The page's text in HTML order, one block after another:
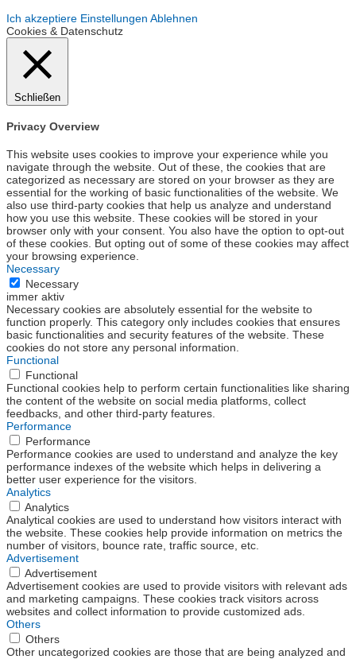
Ich akzeptiere Einstellungen Ablehnen
Cookies & Datenschutz
Schließen
Privacy Overview
This website uses cookies to improve your experience while you
navigate through the website. Out of these, the cookies that are
categorized as necessary are stored on your browser as they are
essential for the working of basic functionalities of the website. We
also use third-party cookies that help us analyze and understand
how you use this website. These cookies will be stored in your
browser only with your consent. You also have the option to opt-out
of these cookies. But opting out of some of these cookies may affect
your browsing experience.
Necessary
Necessary
immer aktiv
Necessary cookies are absolutely essential for the website to
function properly. This category only includes cookies that ensures
basic functionalities and security features of the website. These
cookies do not store any personal information.
Functional
Functional
Functional cookies help to perform certain functionalities like sharing
the content of the website on social media platforms, collect
feedbacks, and other third-party features.
Performance
Performance
Performance cookies are used to understand and analyze the key
performance indexes of the website which helps in delivering a
better user experience for the visitors.
Analytics
Analytics
Analytical cookies are used to understand how visitors interact with
the website. These cookies help provide information on metrics the
number of visitors, bounce rate, traffic source, etc.
Advertisement
Advertisement
Advertisement cookies are used to provide visitors with relevant ads
and marketing campaigns. These cookies track visitors across
websites and collect information to provide customized ads.
Others
Others
Other uncategorized cookies are those that are being analyzed and